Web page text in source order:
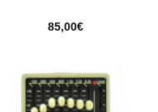
85,00€